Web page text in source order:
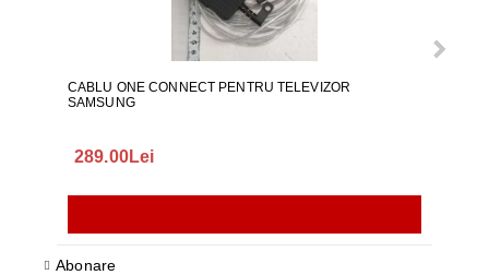
CABLU ONE CONNECT PENTRU TELEVIZOR
SAMSUNG
289.00Lei
Abonare